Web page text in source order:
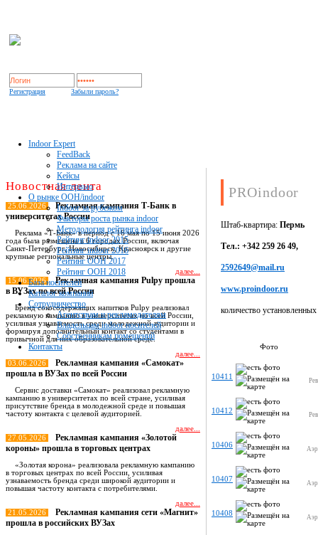
Регистрация Забыли пароль?
Indoor Expert
FeedBack
Реклама на сайте
Кейсы
Интервью
О рынке OOH/indoor
Indoor за рубежом
Факторы роста рынка indoor
Методология рейтинга indoor
Рейтинг indoor 2015
Рейтинг indoor 2016
Рейтинг OOH 2017
Рейтинг OOH 2018
База носителей
Каталог компаний
Сотрудничество
Агентствам и рекламодателям
Владельцам indoor носителей
Собственникам помещений
Контакты
Новостная лента
25.06.2026
Рекламная кампания Т-Банк в
университетах России
Реклама «Т-Банк» в период с 16 мая по 15 июня 2026
года была размещена в 6 городах России, включая
Санкт-Петербург, Новосибирск, Красноярск и другие
крупные региональные центры.
далее...
15.06.2026
Рекламная кампания Pulpy прошла
в ВУЗах по всей России
Бренд сокосодержащих напитков Pulpy реализовал
рекламную кампанию в университетах по всей России,
усиливая узнаваемость среди молодежной аудитории и
формируя дополнительный контакт со студентами в
привычной для них образовательной среде.
далее...
03.06.2026
Рекламная кампания «Самокат»
прошла в ВУЗах по всей России
Сервис доставки «Самокат» реализовал рекламную
кампанию в университетах по всей стране, усиливая
присутствие бренда в молодежной среде и повышая
частоту контакта с целевой аудиторией.
далее...
27.05.2026
Рекламная кампания «Золотой
короны» прошла в торговых центрах
«Золотая корона» реализовала рекламную кампанию
в торговых центрах по всей России, усиливая
узнаваемость бренда среди широкой аудитории и
повышая частоту контакта с потребителями.
далее...
21.05.2026
Рекламная кампания сети «Магнит»
прошла в российских ВУЗах
PROindoor
Штаб-квартира: Пермь
Тел.: +342 259 26 49,
2592649@mail.ru
www.proindoor.ru
количество
Фото
10411
10412
10406
10407
10408